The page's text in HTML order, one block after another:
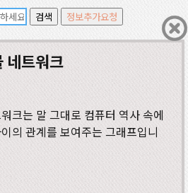
네트워크
크는 말 그대로 컴퓨터 역사 속에
의 관계를 보여주는 그래프입니